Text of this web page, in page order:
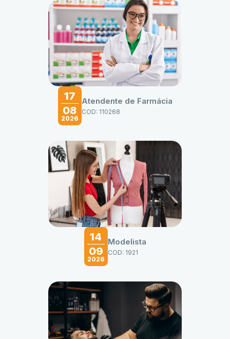
17
08
2026
Atendente de Farmácia
COD: 110268
14
09
2026
Modelista
COD: 1921